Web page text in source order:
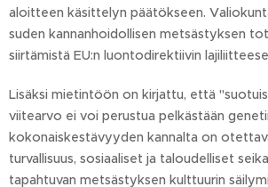
aloitteen käsittelyn päätökseen.
suden kannanhoidollisen metsästyksen
siirtämistä EU:n luontodirektiivin
Lisäksi mietintöön on kirjattu, että
viitearvo ei voi perustua pelkästään
kokonaiskestävyyden kannalta on
turvallisuus, sosiaaliset ja taloudelliset
tapahtuvan metsästyksen kulttuurin